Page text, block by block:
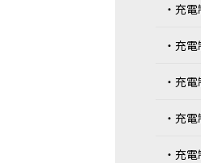
・充
・充
・充
・充
・充